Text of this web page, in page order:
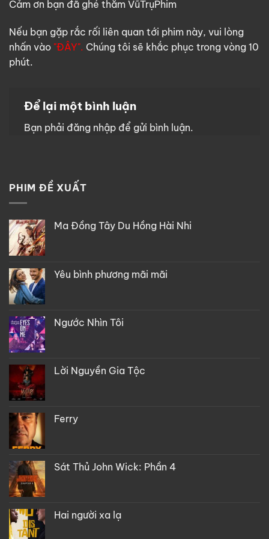
Cảm ơn bạn đã ghé thăm VũTrụPhim
Nếu bạn gặp rắc rối liên quan tới phim này, vui lòng
nhấn vào "ĐÂY". Chúng tôi sẽ khắc phục trong vòng 10
phút.
Để lại một bình luận
Bạn phải đăng nhập để gửi bình luận.
PHIM ĐỀ XUẤT
Ma Đồng Tây Du Hồng Hài Nhi
Yêu bình phương mãi mãi
Ngước Nhìn Tôi
Lời Nguyền Gia Tộc
Ferry
Sát Thủ John Wick: Phần 4
Hai người xa lạ